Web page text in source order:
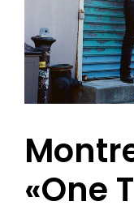
«One